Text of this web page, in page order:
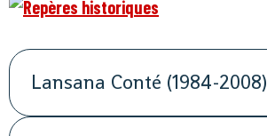
Lansana Conté (1984-2008)